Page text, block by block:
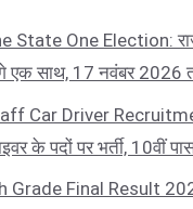
State One Election:
एक साथ, 17 नवंबर 2026
Car Driver
के पदों पर भर्ती, 10वीं
Grade Final Result